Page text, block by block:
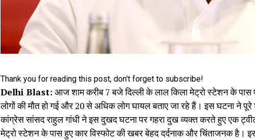
Thank you for reading this post, don't forget to subscribe!
Delhi Blast: आज शाम करीब 7 बजे दिल्ली के लाल किला मेट्रो स्टेशन के
लोगों की मौत हो गई और 20 से अधिक लोग घायल बताए जा रहे हैं। इस घटना ने
कांग्रेस सांसद राहुल गांधी ने इस दुखद घटना पर गहरा दुख व्यक्त करते हुए एक
मेट्रो स्टेशन के पास हुए कार विस्फोट की खबर बेहद दर्दनाक और चिंताजनक है। इस